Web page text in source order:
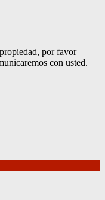
por favor
con usted.